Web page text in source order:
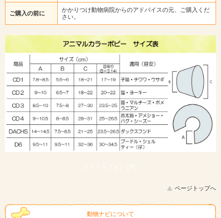
ご購入の前に
かかりつけ動物病院からのアドバイスの元、ご購入くだ
さい。
スマートフォン | PC
ページトップへ
動物ナビについて